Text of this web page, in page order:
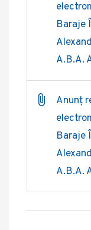
Baraje
A.B.A.
Anunț
Baraje
A.B.A.